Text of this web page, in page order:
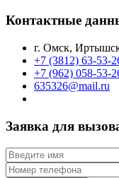
Контактные
г. Омск,
+7 (3812) 63-53-
+7 (962) 058-53-
635326@mail.ru
Заявка для